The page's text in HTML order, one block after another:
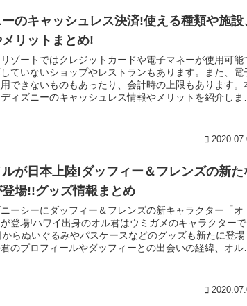
のキャッシュレス決済!使える種類や施設
リットまとめ!
ゾートではクレジットカードや電子マネーが使用可能
ていないショップやレストランもあります。また、電
できないものもあったり、会計時の上限もあります。
ィズニーのキャッシュレス情報やメリットを紹介しま
が日本上陸!ダッフィー＆フレンズの新た
場!!グッズ情報まとめ
ーシーにダッフィー＆フレンズの新キャラクター「オ
登場!ハワイ出身のオル君はウミガメのキャラクターで
らぬいぐるみやパスケースなどのグッズも新たに登場
のプロフィールやダッフィーとの出会いの経緯、オル